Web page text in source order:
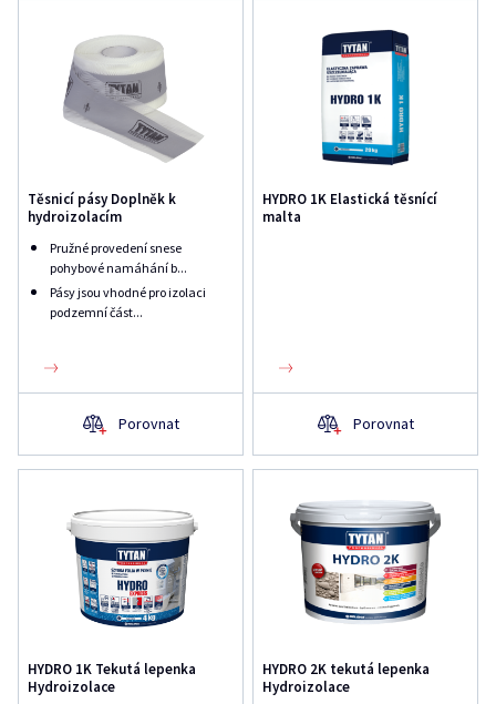
Těsnicí pásy Doplněk k
hydroizolacím
Pružné provedení snese
pohybové namáhání b...
Pásy jsou vhodné pro izolaci
podzemní část...
Porovnat
HYDRO 1K Elastická těsnící
malta
Porovnat
HYDRO 1K Tekutá lepenka
Hydroizolace
HYDRO 2K tekutá lepenka
Hydroizolace